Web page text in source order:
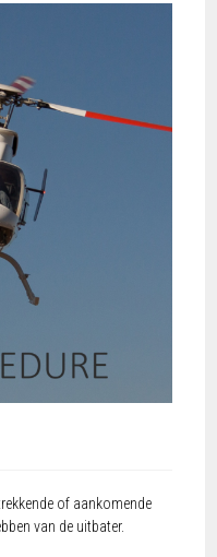
of aankomende
van de uitbater.